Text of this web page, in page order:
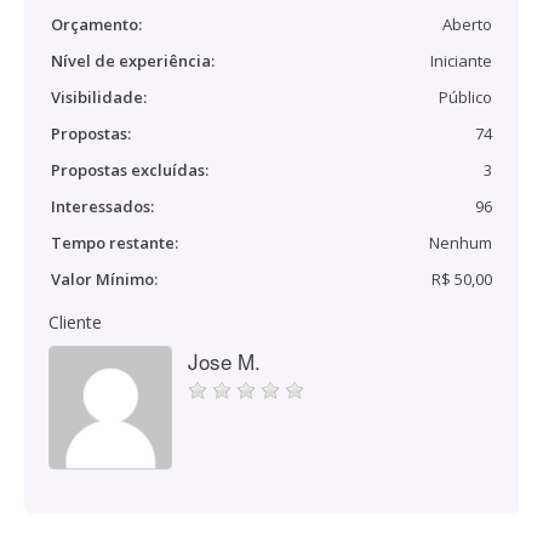
Orçamento:
Aberto
Nível de experiência:
Iniciante
Visibilidade:
Público
Propostas:
74
Propostas excluídas:
3
Interessados:
96
Tempo restante:
Nenhum
Valor Mínimo:
R$ 50,00
Cliente
Jose M.